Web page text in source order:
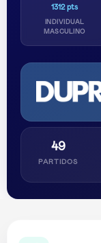
1312 pts
INDIVIDUAL
MASCULINO
49
PARTIDOS